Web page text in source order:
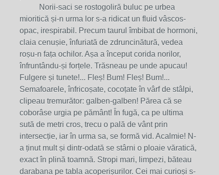
Norii-saci se rostogoliră buluc pe urbea
mioritică și-n urma lor s-a ridicat un fluid vâscos-
opac, irespirabil. Precum taurul îmbibat de hormoni,
claia cenușie, înfuriată de zdruncinătură, vedea
roșu-n fața ochilor. Așa a început corida norilor,
înfruntându-și forțele. Trăsneau pe unde apucau!
Fulgere și tunete!... Fleș! Bum! Fleș! Bum!...
Semafoarele, înfricoșate, cocoțate în vârf de stâlpi,
clipeau tremurător: galben-galben! Părea că se
coborâse urgia pe pământ! În fugă, ca pe ultima
sută de metri cros, trecu o pală de vânt prin
intersecție, iar în urma sa, se formă vid. Acalmie! N-
a ținut mult și dintr-odată se stârni o ploaie văratică,
exact în plină toamnă. Stropi mari, limpezi, băteau
darabana pe tabla acoperișurilor. Cei mai curioși s-